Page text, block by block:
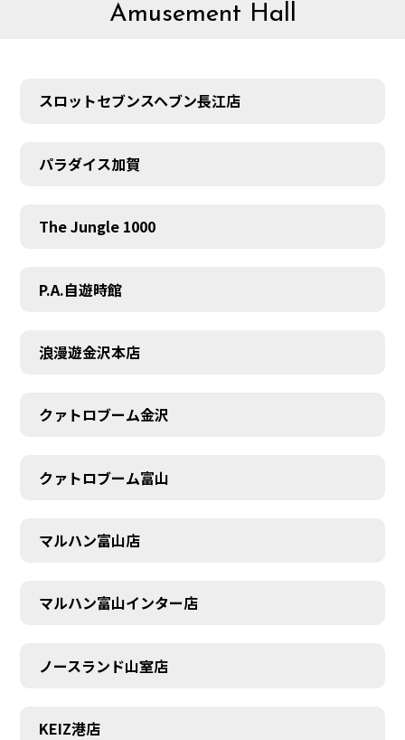
Amusement Hall
スロットセブンスヘブン長江店
パラダイス加賀
The Jungle 1000
P.A.自遊時館
浪漫遊金沢本店
クァトロブーム金沢
クァトロブーム富山
マルハン富山店
マルハン富山インター店
ノースランド山室店
KEIZ港店